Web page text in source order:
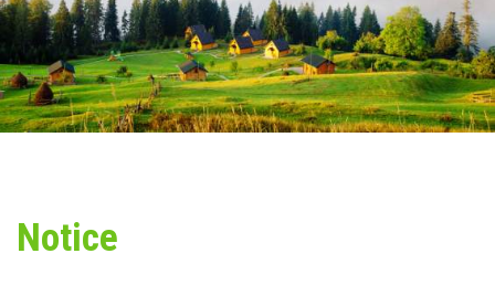
• Національний природний парк "Черемоський" з його
унікальними видами флори та фауни (у якому, до речі,
прокладені кілька пішохідних маршрутів різної складності, а
також веломаршрут для любителів активного відпочинку)
Пізнавальною стане подорож на гірську полонину, де вівчарі
випасають отари овець. Саме тут ви зможете познайомитися
Notice